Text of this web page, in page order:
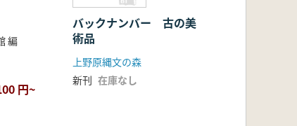
編
円~
バックナンバー 古の美
術品
上野原縄文の森
新刊 在庫なし